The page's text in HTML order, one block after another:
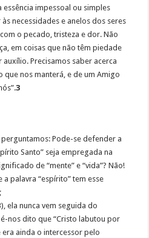
impessoal ou simples
necessidades e anelos dos seres
o pecado, tristeza e dor. Não
em coisas que não têm piedade
Precisamos saber acerca
nos manterá, e de um Amigo
3
Pode-se defender a
Santo” seja empregada na
de “mente” e “vida”? Não!
a palavra “espírito” tem esse
ela nunca vem seguida do
nos dito que “Cristo labutou por
era ainda o intercessor pelo